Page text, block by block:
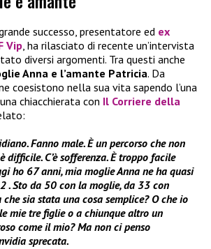
successo, presentatore ed ex
Vip, ha rilasciato di recente un’intervista
diversi argomenti. Tra questi anche
Anna e l’amante Patricia. Da
coesistono nella sua vita sapendo l’una
chiacchierata con Il Corriere della
Fanno male. È un percorso che non
difficile. C’è sofferenza. È troppo facile
ho 67 anni, mia moglie Anna ne ha quasi
. Sto da 50 con la moglie, da 33 con
che sia stata una cosa semplice? O che io
mie tre figlie o a chiunque altro un
come il mio? Ma non ci penso
sprecata.